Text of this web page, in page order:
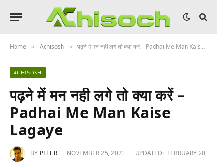
Home » Achisosh » पढ़ने में मन नही लगे तो क्या करें – Padhai Me Man Kaise Lagaye
ACHISOSH
पढ़ने में मन नही लगे तो क्या करें –
Padhai Me Man Kaise
Lagaye
BY PETER NOVEMBER 25, 2023 UPDATED: FEBRUARY 20,